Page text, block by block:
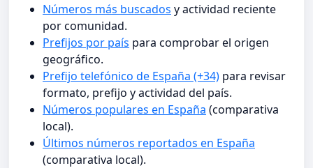
Números más buscados y actividad reciente
por comunidad.
Prefijos por país para comprobar el origen
geográfico.
Prefijo telefónico de España (+34) para revisar
formato, prefijo y actividad del país.
Números populares en España (comparativa
local).
Últimos números reportados en España
(comparativa local).